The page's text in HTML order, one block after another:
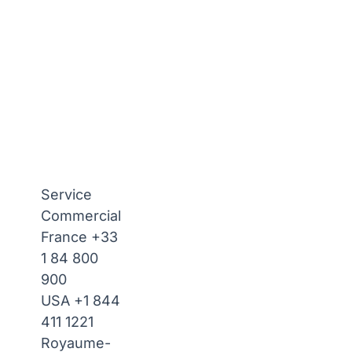
Service
Commercial
France +33
1 84 800
900
USA +1 844
411 1221
Royaume-